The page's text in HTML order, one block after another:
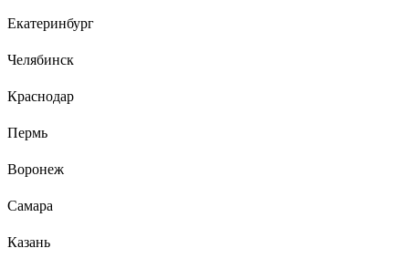
15х10 мм 2 м 77000BG-2
Хорошее качество
Екатеринбург
Челябинск
Краснодар
Пермь
Воронеж
Самара
Казань